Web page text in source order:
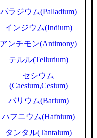
パラジウム(Palladium)
インジウム(Indium)
アンチモン(Antimony)
テルル(Tellurium)
セシウム
(Caesium,Cesium)
バリウム(Barium)
ハフニウム(Hafnium)
タンタル(Tantalum)